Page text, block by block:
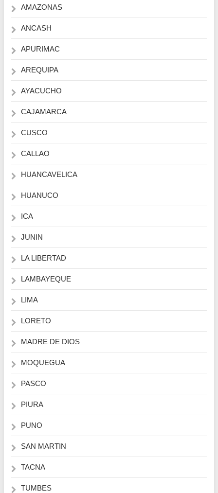
AMAZONAS
ANCASH
APURIMAC
AREQUIPA
AYACUCHO
CAJAMARCA
CUSCO
CALLAO
HUANCAVELICA
HUANUCO
ICA
JUNIN
LA LIBERTAD
LAMBAYEQUE
LIMA
LORETO
MADRE DE DIOS
MOQUEGUA
PASCO
PIURA
PUNO
SAN MARTIN
TACNA
TUMBES